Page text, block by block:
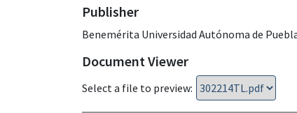
Publisher
Benemérita Universidad Autónoma de
Document Viewer
Select a file to preview: